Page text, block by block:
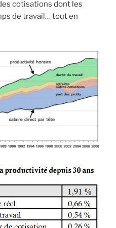
cotisations dont les
de travail… tout en